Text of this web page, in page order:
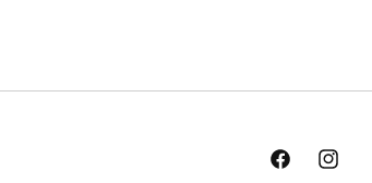
FacebookInstagram